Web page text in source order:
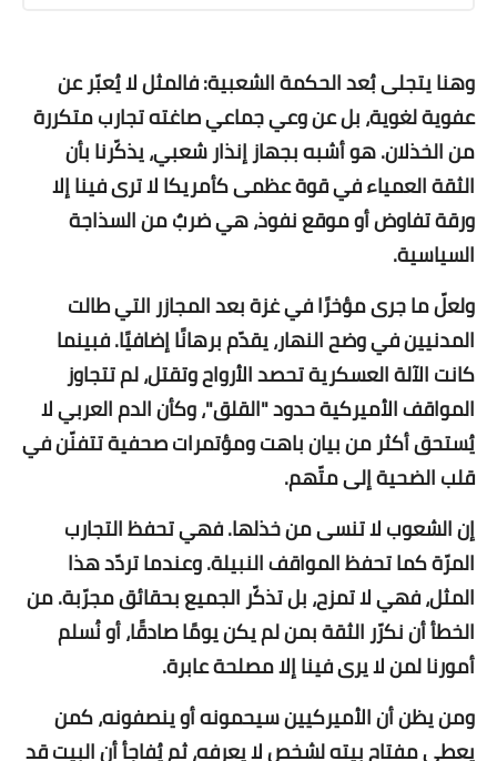
وهنا يتجلى بُعد الحكمة الشعبية: فالمثل لا يُعبّر عن
عفوية لغوية، بل عن وعي جماعي صاغته تجارب متكررة
من الخذلان. هو أشبه بجهاز إنذار شعبي، يذكّرنا بأن
الثقة العمياء في قوة عظمى كأمريكا لا ترى فينا إلا
ورقة تفاوض أو موقع نفوذ، هي ضربٌ من السذاجة
السياسية.
ولعلّ ما جرى مؤخرًا في غزة بعد المجازر التي طالت
المدنيين في وضح النهار، يقدّم برهانًا إضافيًا. فبينما
كانت الآلة العسكرية تحصد الأرواح وتقتل، لم تتجاوز
المواقف الأميركية حدود "القلق"، وكأن الدم العربي لا
يُستحق أكثر من بيان باهت ومؤتمرات صحفية تتفنّن في
قلب الضحية إلى متّهم.
إن الشعوب لا تنسى من خذلها. فهي تحفظ التجارب
المرّة كما تحفظ المواقف النبيلة. وعندما تردّد هذا
المثل، فهي لا تمزح، بل تذكّر الجميع بحقائق مجرّبة. من
الخطأ أن نكرّر الثقة بمن لم يكن يومًا صادقًا، أو نُسلم
أمورنا لمن لا يرى فينا إلا مصلحة عابرة.
ومن يظن أن الأميركيين سيحمونه أو ينصفونه، كمن
يعطي مفتاح بيته لشخص لا يعرفه، ثم يُفاجأ أن البيت قد